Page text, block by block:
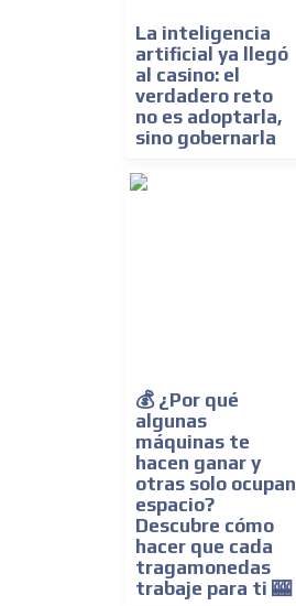
La inteligencia
artificial ya llegó
al casino: el
verdadero reto
no es adoptarla,
sino gobernarla
💰 ¿Por qué
algunas
máquinas te
hacen ganar y
otras solo ocupan
espacio?
Descubre cómo
hacer que cada
tragamonedas
trabaje para ti 🎰